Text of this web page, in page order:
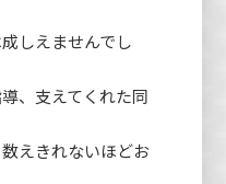
しえませんでし
、支えてくれた同
えきれないほどお